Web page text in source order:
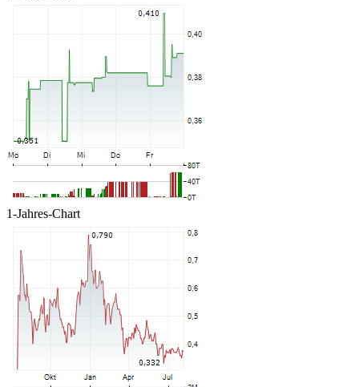
1-Jahres-Chart